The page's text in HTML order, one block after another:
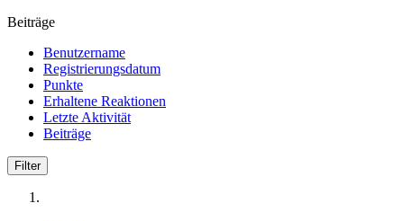
Beiträge
Benutzername
Registrierungsdatum
Punkte
Erhaltene Reaktionen
Letzte Aktivität
Beiträge
Filter